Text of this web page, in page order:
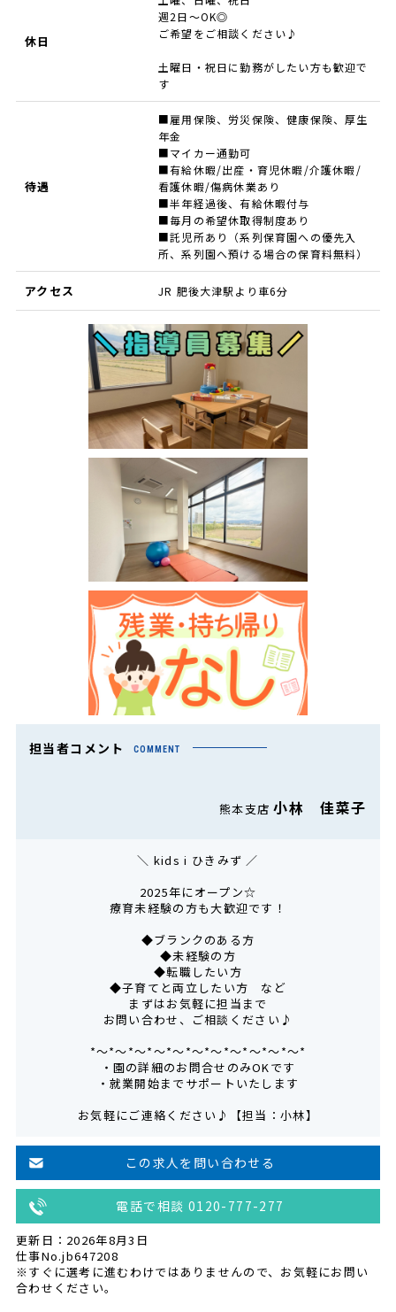
休日
週2日～OK◎
ご希望をご相談ください♪
土曜日・祝日に勤務がしたい方も歓迎で
す
待遇
■雇用保険、労災保険、健康保険、厚生
年金
■マイカー通勤可
■有給休暇/出産・育児休暇/介護休暇/
看護休暇/傷病休業あり
■半年経過後、有給休暇付与
■毎月の希望休取得制度あり
■託児所あり（系列保育園への優先入
所、系列園へ預ける場合の保育料無料）
アクセス JR 肥後大津駅より車6分
担当者コメント COMMENT
熊本支店小林 佳菜子
＼ kids i ひきみず ／
2025年にオープン☆
療育未経験の方も大歓迎です！
◆ブランクのある方
◆未経験の方
◆転職したい方
◆子育てと両立したい方 など
まずはお気軽に担当まで
お問い合わせ、ご相談ください♪
*～*～*～*～*～*～*～*～*～*～*～*
・園の詳細のお問合せのみOKです
・就業開始までサポートいたします
お気軽にご連絡ください♪【担当：小林】
この求人を問い合わせる
電話で相談 0120-777-277
更新日：2026年8月3日
仕事No.jb647208
※すぐに選考に進むわけではありませんので、お気軽にお問い
合わせください。